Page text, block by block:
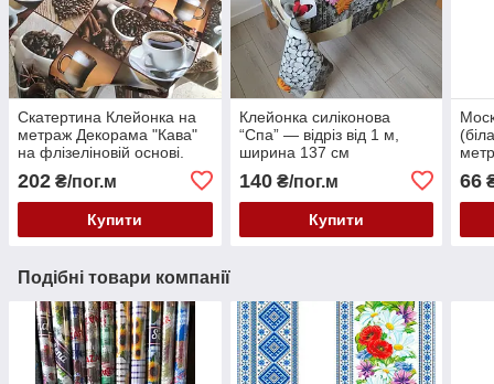
Скатертина Клейонка на
метраж Декорама "Кава"
на флізеліновій основі.
Ширина: 1,4 м від 1 метра
202 ₴/пог.м
Купити
Клейонка силіконова
“Спа” — відріз від 1 м,
ширина 137 см
140₴/пог.м
Купити
66
Подібні товари компанії